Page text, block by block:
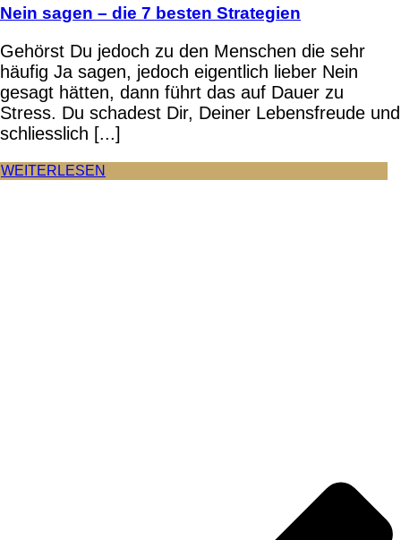
Nein sagen – die 7 besten Strategien
Gehörst Du jedoch zu den Menschen die sehr
häufig Ja sagen, jedoch eigentlich lieber Nein
gesagt hätten, dann führt das auf Dauer zu
Stress. Du schadest Dir, Deiner Lebensfreude und
schliesslich [...]
WEITERLESEN